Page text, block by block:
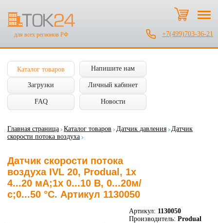
для всех регионов РФ +7(499)703-36-21
Каталог товаров Напишите нам
Загрузки Личный кабинет
FAQ Новости
Главная страница Каталог товаров Датчик давления
Датчик
скорости потока воздуха
Датчик скорости потока
воздуха IVL 20, Produal, 1x
4...20 мА;1x 0...10 В, 0...20м/
с;0...50 °C. Артикул 1130050
Артикул: 1130050
Производитель: Produal